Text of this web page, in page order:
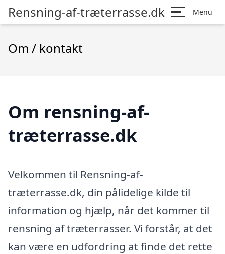
Rensning-af-træterrasse.dk Menu
Om / kontakt
Om rensning-af-
træterrasse.dk
Velkommen til Rensning-af-
træterrasse.dk, din pålidelige kilde til
information og hjælp, når det kommer til
rensning af træterrasser. Vi forstår, at det
kan være en udfordring at finde det rette